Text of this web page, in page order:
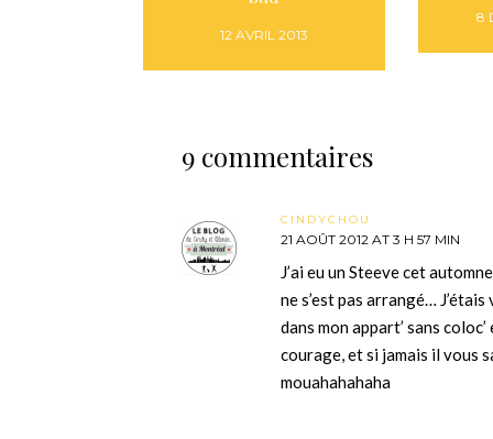
12 AVRIL 2013
8
9 commentaires
CINDYCHOU
21 AOÛT 2012 AT 3 H 57 MIN
J’ai eu un Steeve cet
ne s’est pas arrangé…
dans mon appart’ sans
courage, et si jamais il vous
mouahahahaha